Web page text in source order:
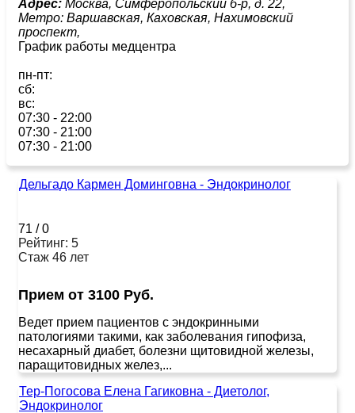
Адрес: Москва, Симферопольский б-р, д. 22,
Метро: Варшавская, Каховская, Нахимовский
проспект,
График работы медцентра
пн-пт:
сб:
вс:
07:30 - 22:00
07:30 - 21:00
07:30 - 21:00
Дельгадо Кармен Доминговна - Эндокринолог
71 /0
Рейтинг: 5
Стаж 46 лет
Прием от 3100 Руб.
Ведет прием пациентов с эндокринными
патологиями такими, как заболевания гипофиза,
несахарный диабет, болезни щитовидной железы,
паращитовидных желез,...
Тер-Погосова Елена Гагиковна - Диетолог,
Эндокринолог